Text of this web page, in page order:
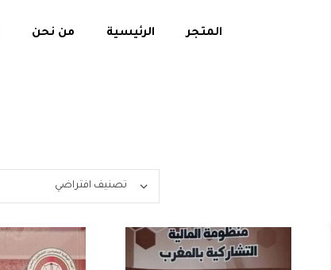
المتجر الرئيسية من نحن